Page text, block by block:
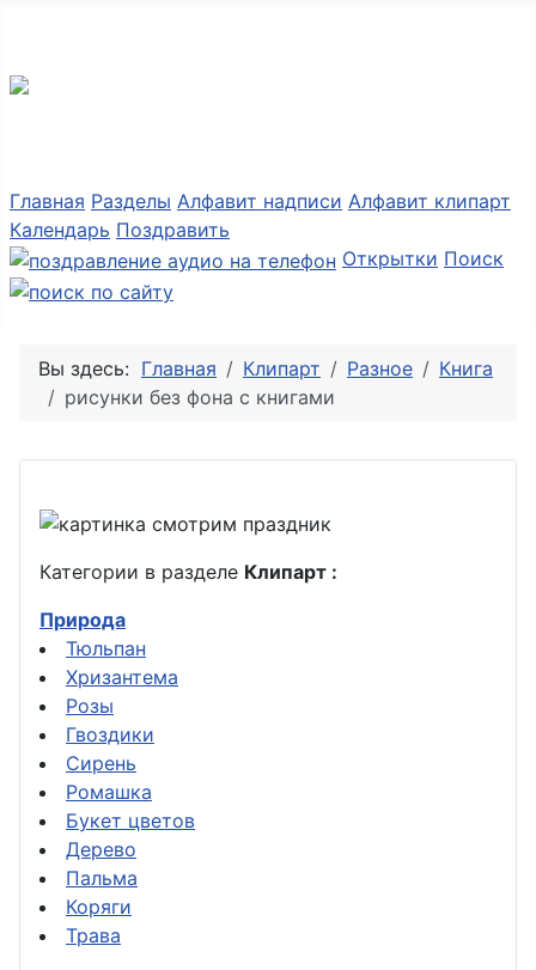
Главная Разделы Алфавит надписи Алфавит клипарт
Календарь Поздравить
Открытки Поиск
Вы здесь: Главная Клипарт Разное
Книга
рисунки без фона с книгами
Категории в разделе Клипарт :
Природа
Тюльпан
Хризантема
Розы
Гвоздики
Сирень
Ромашка
Букет цветов
Дерево
Пальма
Коряги
Трава